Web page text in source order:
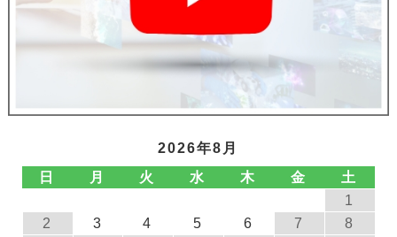
2026年8月
日
月 火 水 木 金
土
1
2
3 4 5 6 7
8